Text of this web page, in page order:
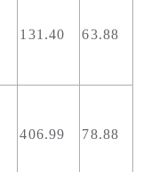
131.40 63.88
406.99 78.88